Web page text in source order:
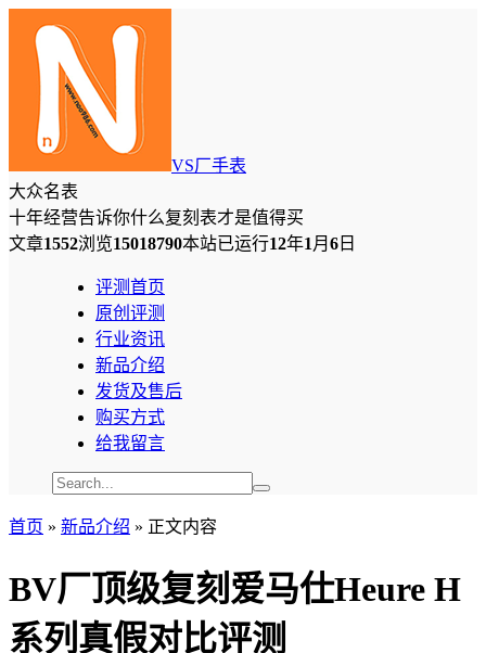
VS厂手表
大众名表
十年经营告诉你什么复刻表才是值得买
文章1552浏览15018790本站已运行12年1 月 6 日
评测首页
原创评测
行业资讯
新品介绍
发货及售后
购买方式
给我留言
首页 » 新品介绍 » 正文内容
BV厂顶级复刻爱马仕Heure H
系列真假对比评测